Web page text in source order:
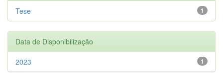
1
Tese
Data de Disponibilização
1
2023